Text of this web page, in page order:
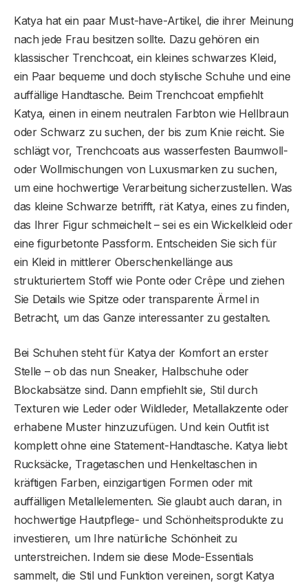
Katya hat ein paar Must-have-Artikel, die ihrer Meinung
nach jede Frau besitzen sollte. Dazu gehören ein
klassischer Trenchcoat, ein kleines schwarzes Kleid,
ein Paar bequeme und doch stylische Schuhe und eine
auffällige Handtasche. Beim Trenchcoat empfiehlt
Katya, einen in einem neutralen Farbton wie Hellbraun
oder Schwarz zu suchen, der bis zum Knie reicht. Sie
schlägt vor, Trenchcoats aus wasserfesten Baumwoll-
oder Wollmischungen von Luxusmarken zu suchen,
um eine hochwertige Verarbeitung sicherzustellen. Was
das kleine Schwarze betrifft, rät Katya, eines zu finden,
das Ihrer Figur schmeichelt – sei es ein Wickelkleid oder
eine figurbetonte Passform. Entscheiden Sie sich für
ein Kleid in mittlerer Oberschenkellänge aus
strukturiertem Stoff wie Ponte oder Crêpe und ziehen
Sie Details wie Spitze oder transparente Ärmel in
Betracht, um das Ganze interessanter zu gestalten.
Bei Schuhen steht für Katya der Komfort an erster
Stelle – ob das nun Sneaker, Halbschuhe oder
Blockabsätze sind. Dann empfiehlt sie, Stil durch
Texturen wie Leder oder Wildleder, Metallakzente oder
erhabene Muster hinzuzufügen. Und kein Outfit ist
komplett ohne eine Statement-Handtasche. Katya liebt
Rucksäcke, Tragetaschen und Henkeltaschen in
kräftigen Farben, einzigartigen Formen oder mit
auffälligen Metallelementen. Sie glaubt auch daran, in
hochwertige Hautpflege- und Schönheitsprodukte zu
investieren, um Ihre natürliche Schönheit zu
unterstreichen. Indem sie diese Mode-Essentials
sammelt, die Stil und Funktion vereinen, sorgt Katya